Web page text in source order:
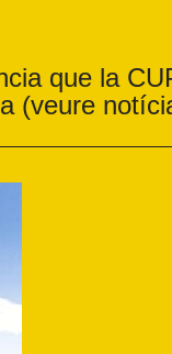
que la
(veure